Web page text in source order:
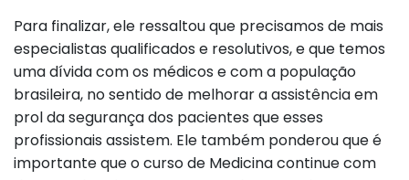
Para finalizar, ele ressaltou que precisamos de mais
especialistas qualificados e resolutivos, e que temos
uma dívida com os médicos e com a população
brasileira, no sentido de melhorar a assistência em
prol da segurança dos pacientes que esses
profissionais assistem. Ele também ponderou que é
importante que o curso de Medicina continue com